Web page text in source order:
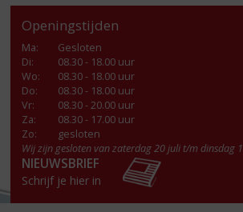
Openingstijden
Ma:
Gesloten
Di:
08.30 - 18.00 uur
Wo:
08.30 - 18.00 uur
Do:
08.30 - 18.00 uur
Vr:
08.30 - 20.00 uur
Za:
08.30 - 17.00 uur
Zo:
gesloten
Wij zijn gesloten van zaterdag 20 juli t/m dinsdag
NIEUWSBRIEF
Schrijf je hier in